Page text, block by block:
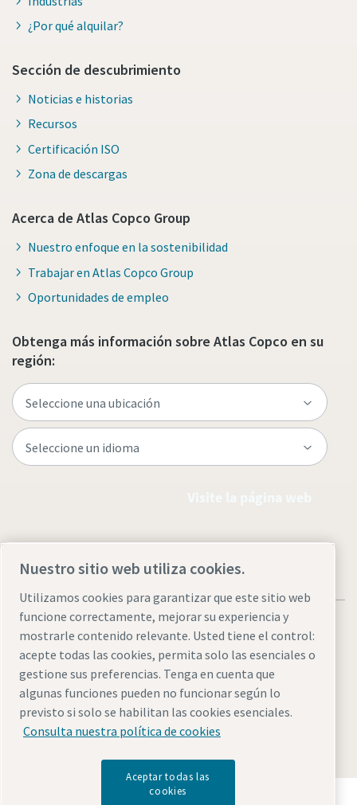
¿Por qué alquilar?
Sección de descubrimiento
Noticias e historias
Recursos
Certificación ISO
Zona de descargas
Acerca de Atlas Copco Group
Nuestro enfoque en la sostenibilidad
Trabajar en Atlas Copco Group
Oportunidades de empleo
Obtenga más información sobre Atlas Copco en su
región:
Aviso legal y aviso de privacidadAdministrar cookies
AccesibilidadMapa del sitio
© 2026 Atlas Copco AB
Descubre cómo Atlas Copco Group impulsa la
Nuestro sitio web utiliza cookies.
Utilizamos cookies para garantizar que este sitio web
funcione correctamente, mejorar su experiencia y
mostrarle contenido relevante. Usted tiene el control:
acepte todas las cookies, permita solo las esenciales o
gestione sus preferencias. Tenga en cuenta que
algunas funciones pueden no funcionar según lo
previsto si solo se habilitan las cookies esenciales.
Consulta nuestra política de cookies
Aceptar todas las
cookies